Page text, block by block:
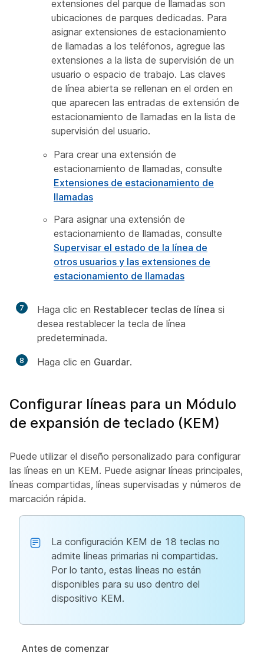
extensiones del parque de llamadas son
ubicaciones de parques dedicadas. Para
asignar extensiones de estacionamiento
de llamadas a los teléfonos, agregue las
extensiones a la lista de supervisión de un
usuario o espacio de trabajo. Las claves
de línea abierta se rellenan en el orden en
que aparecen las entradas de extensión de
estacionamiento de llamadas en la lista de
supervisión del usuario.
Para crear una extensión de
estacionamiento de llamadas, consulte
Extensiones de estacionamiento de
llamadas
Para asignar una extensión de
estacionamiento de llamadas, consulte
Supervisar el estado de la línea de
otros usuarios y las extensiones de
estacionamiento de llamadas
7 Haga clic en Restablecer teclas de línea si
desea restablecer la tecla de línea
predeterminada.
8 Haga clic en Guardar.
Configurar líneas para un Módulo
de expansión de teclado (KEM)
Puede utilizar el diseño personalizado para configurar
las líneas en un KEM. Puede asignar líneas principales,
líneas compartidas, líneas supervisadas y números de
marcación rápida.
La configuración KEM de 18 teclas no
admite líneas primarias ni compartidas.
Por lo tanto, estas líneas no están
disponibles para su uso dentro del
dispositivo KEM.
Antes de comenzar